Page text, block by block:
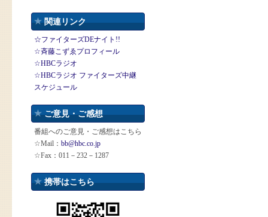
関連リンク
☆ファイターズDEナイト!!
☆斉藤こずゑプロフィール
☆HBCラジオ
☆HBCラジオ ファイターズ中継
スケジュール
ご意見・ご感想
番組へのご意見・ご感想はこちら
☆Mail： bb@hbc.co.jp
☆Fax：011－232－1287
携帯はこちら